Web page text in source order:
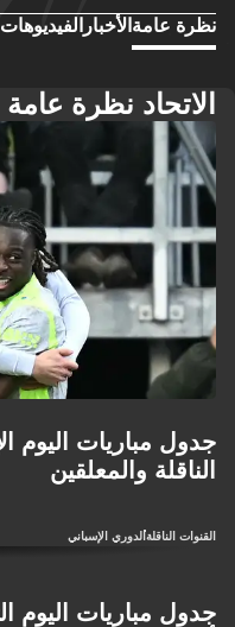
نظرة عامة الأخبار الفيديوهات
الاتحاد نظرة عامة
الناقلة والمعلقين
القنوات الناقلةالدوري الإسباني